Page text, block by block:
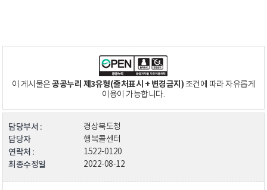
이 게시물은공공누리 제3유형(출처표시 + 변경금지)조건에 따라 자유롭게
이용이 가능합니다.
담당부서 : 경상북도청
담당자 행복콜센터
연락처 : 1522-0120
최종수정일 2022-08-12